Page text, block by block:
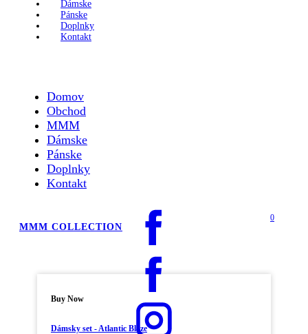
Dámske
Pánske
Doplnky
Kontakt
Domov
Obchod
MMM
Dámske
Pánske
Doplnky
Kontakt
MMM COLLECTION
0
Buy Now
Dámsky set - Atlantic Blaze